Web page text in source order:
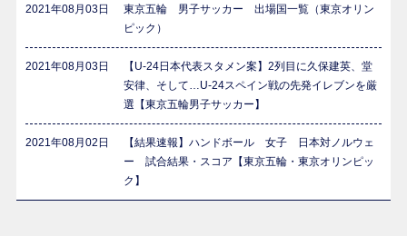
2021年08月03日
東京五輪 男子サッカー 出場国一覧（東京オリン
ピック）
2021年08月03日
【U-24日本代表スタメン案】2列目に久保建英、堂
安律、そして…U-24スペイン戦の先発イレブンを厳
選【東京五輪男子サッカー】
2021年08月02日
【結果速報】ハンドボール 女子 日本対ノルウェ
ー 試合結果・スコア【東京五輪・東京オリンピッ
ク】